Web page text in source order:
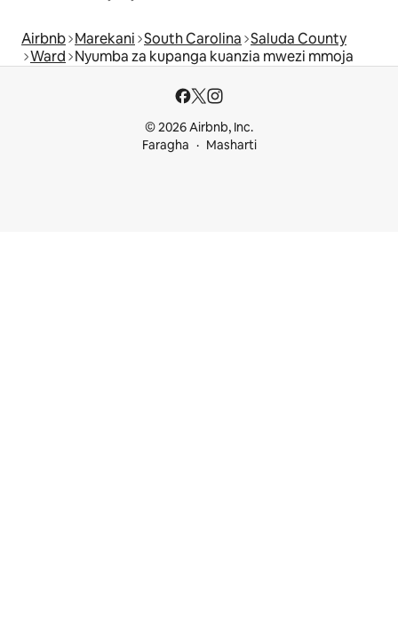
Airbnb Marekani South Carolina Saluda County
Ward Nyumba za kupanga kuanzia mwezi mmoja
© 2026 Airbnb, Inc.
Faragha
Masharti